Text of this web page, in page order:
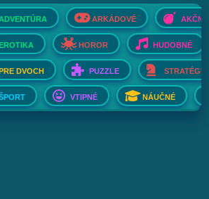
ARKÁDOVÉ AKČNÉ
HOROR HUDOBNÉ
DVOCH PUZZLE STRATÉGIE
VTIPNÉ NÁUČNÉ